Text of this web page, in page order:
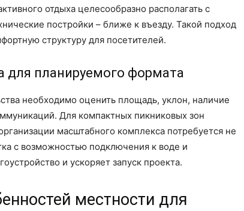
отдыха целесообразно располагать с
постройки – ближе к въезду. Такой подход
структуру для посетителей.
для планируемого формата
необходимо оценить площадь, уклон, наличие
Для компактных пикниковых зон
масштабного комплекса потребуется не
с возможностью подключения к воде и
и ускоряет запуск проекта.
местности для